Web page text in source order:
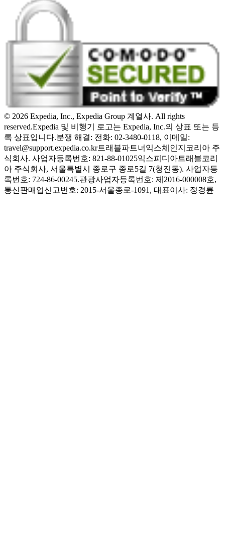
© 2026 Expedia, Inc., Expedia Group 계열사. All rights
reserved.Expedia 및 비행기 로고는 Expedia, Inc.의 상표 또는 등
록 상표입니다.분쟁 해결: 전화: 02-3480-0118, 이메일:
travel@support.expedia.co.kr트래블파트너익스체인지코리아 주
식회사. 사업자등록번호: 821-88-01025익스피디아트래블코리
아 주식회사, 서울특별시 종로구 종로5길 7(청진동). 사업자등
록번호: 724-86-00245.관광사업자등록번호: 제2016-000008호,
통신판매업신고번호: 2015-서울종로-1091, 대표이사: 정경륜